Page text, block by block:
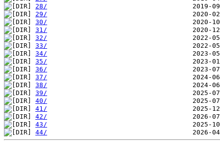
28/
29/
30/
31/
32/
33/
34/
35/
36/
37/
38/
39/
40/
41/
42/
43/
44/